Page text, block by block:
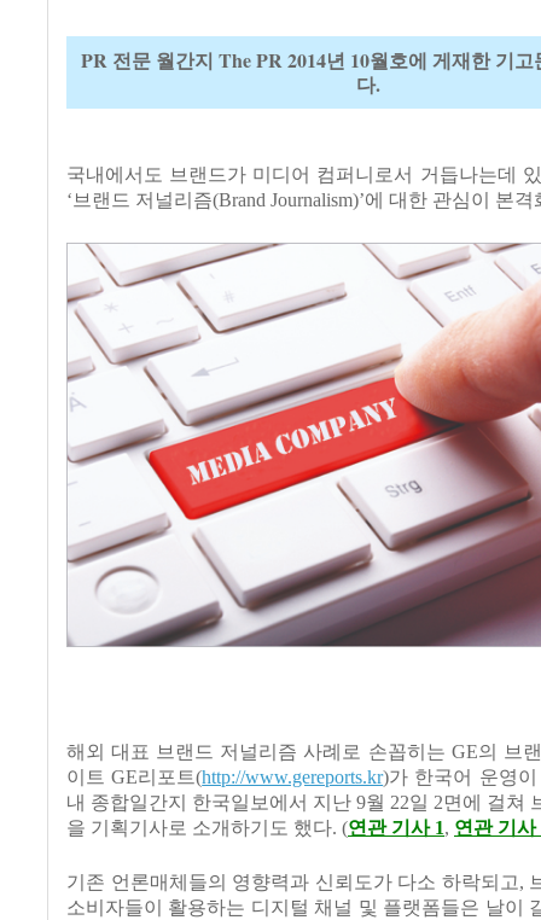
PR 전문 월간지 The PR 2014년 10월호에 게재한 기
다.
국내에서도 브랜드가 미디어 컴퍼니로서 거듭나는데
‘브랜드 저널리즘(Brand Journalism)’에 대한 관심이 본격
해외 대표 브랜드 저널리즘 사례로 손꼽히는 GE의 브
이트 GE리포트(http://www.gereports.kr)가 한국어 운영
내 종합일간지 한국일보에서 지난 9월 22일 2면에 걸쳐
을 기획기사로 소개하기도 했다. (연관 기사 1, 연관 기사
기존 언론매체들의 영향력과 신뢰도가 다소 하락되고,
소비자들이 활용하는 디지털 채널 및 플랫폼들은 날이